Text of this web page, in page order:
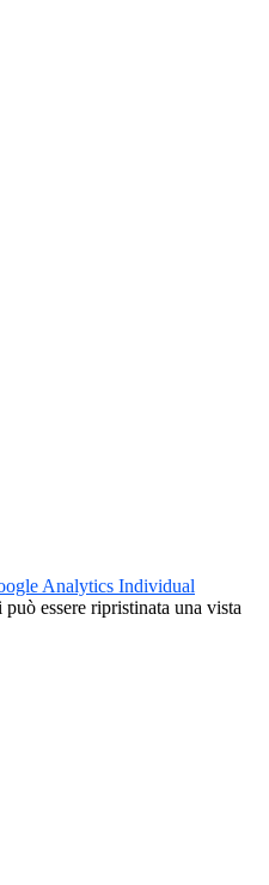
Analytics Individual
essere ripristinata una vista